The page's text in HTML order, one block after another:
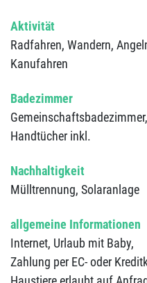
Aktivität
Radfahren, Wandern,
Kanufahren
Badezimmer
Gemeinschaftsbadezimmer,
Handtücher inkl.
Nachhaltigkeit
Mülltrennung, Solaranlage
allgemeine Informationen
Internet, Urlaub mit Baby,
Zahlung per EC- oder